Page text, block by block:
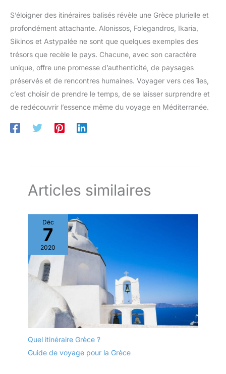
S’éloigner des itinéraires balisés révèle une Grèce plurielle et
profondément attachante. Alonissos, Folegandros, Ikaria,
Sikinos et Astypalée ne sont que quelques exemples des
trésors que recèle le pays. Chacune, avec son caractère
unique, offre une promesse d’authenticité, de paysages
préservés et de rencontres humaines. Voyager vers ces îles,
c’est choisir de prendre le temps, de se laisser surprendre et
de redécouvrir l’essence même du voyage en Méditerranée.
Articles similaires
Déc
7
2020
Quel itinéraire Grèce ?
Guide de voyage pour la Grèce